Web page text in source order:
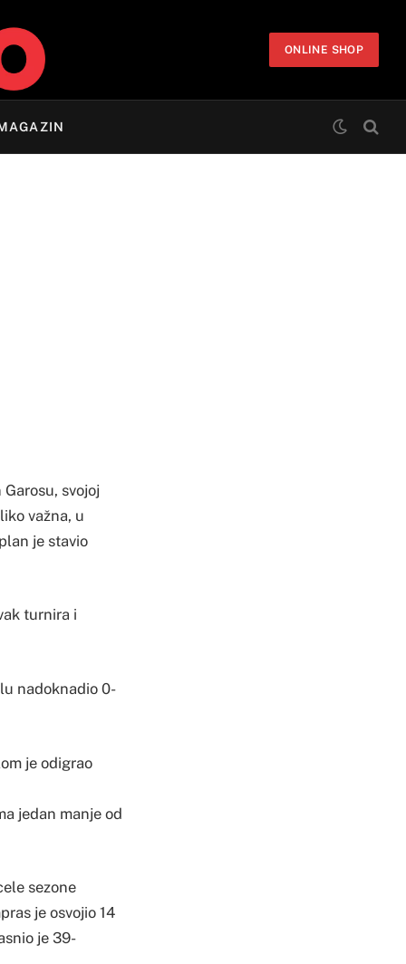
ONLINE SHOP
svojoj
važna, u
je stavio
turnira i
nadoknadio 0-
je odigrao
jedan manje od
sezone
je osvojio 14
je 39-